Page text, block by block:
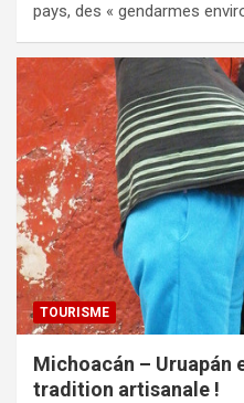
pays, des « gendarmes
TOURISME
Michoacán – Uruapán
tradition artisanale !